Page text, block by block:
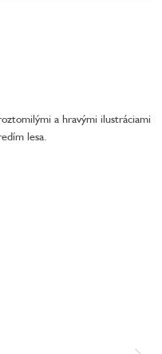
a hravými ilustráciami
lesa.